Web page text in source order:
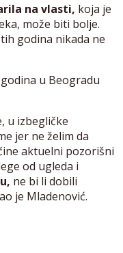
na vlasti, koja je
može biti bolje.
godina nikada ne
u Beogradu
u izbegličke
jer ne želim da
aktuelni pozorišni
od ugleda i
ne bi li dobili
je Mladenović.